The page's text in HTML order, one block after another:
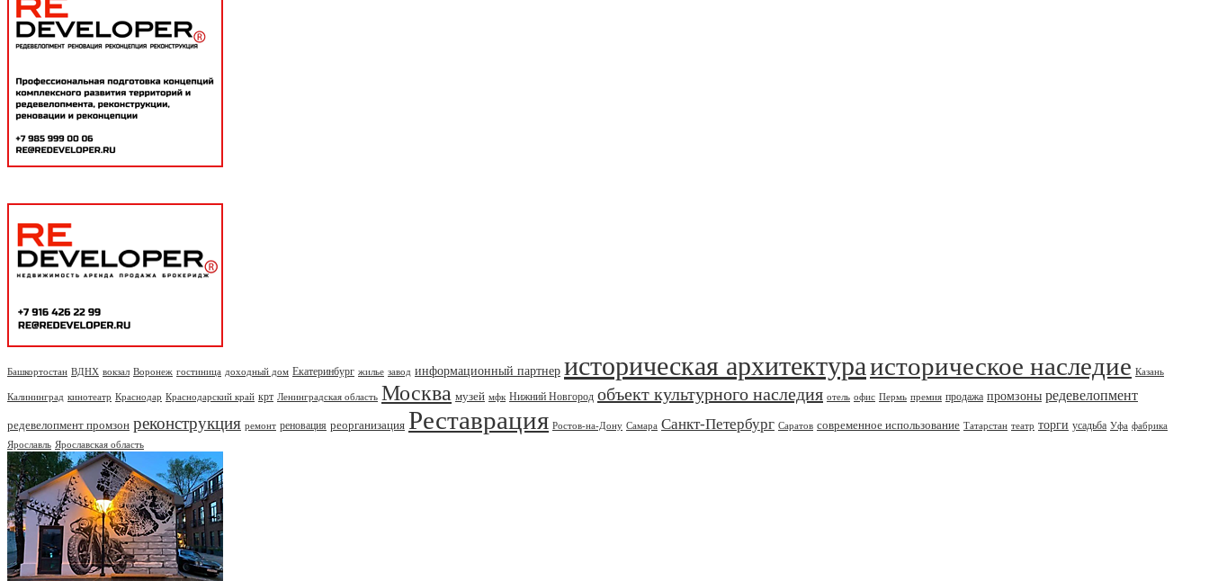
Башкортостан ВДНХ вокзал Воронеж гостиница доходный дом Екатеринбург жилье завод информационный партнер историческая архитектураисторическое наследие Казань
Калининград кинотеатр Краснодар Краснодарский край крт Ленинградская область Москва музей мфк Нижний Новгород объект культурного наследия отель офис Пермь премия продажа промзоны редевелопмент
редевелопмент промзон реконструкция ремонт реновация реорганизация Реставрация Ростов-на-Дону Самара Санкт-Петербург Саратов современное использование Татарстан театр торги усадьба Уфа фабрика
Ярославль Ярославская область